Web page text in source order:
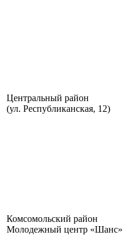
Центральный район
(ул. Республиканская, 12)
Комсомольский район
Молодежный центр «Шанс»